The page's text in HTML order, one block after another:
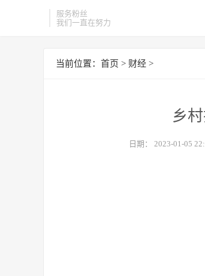
服务粉丝
我们一直在努力
当前位置： 首页 > 财经 >
乡
日期： 2023-01-05